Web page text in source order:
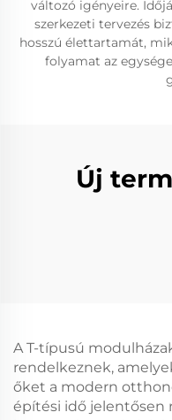
változó igényeire.
szerkezeti tervezés
hosszú élettartamát,
folyamat az
Új
A T-típusú
rendelkeznek,
őket a modern
építési idő jelentősen